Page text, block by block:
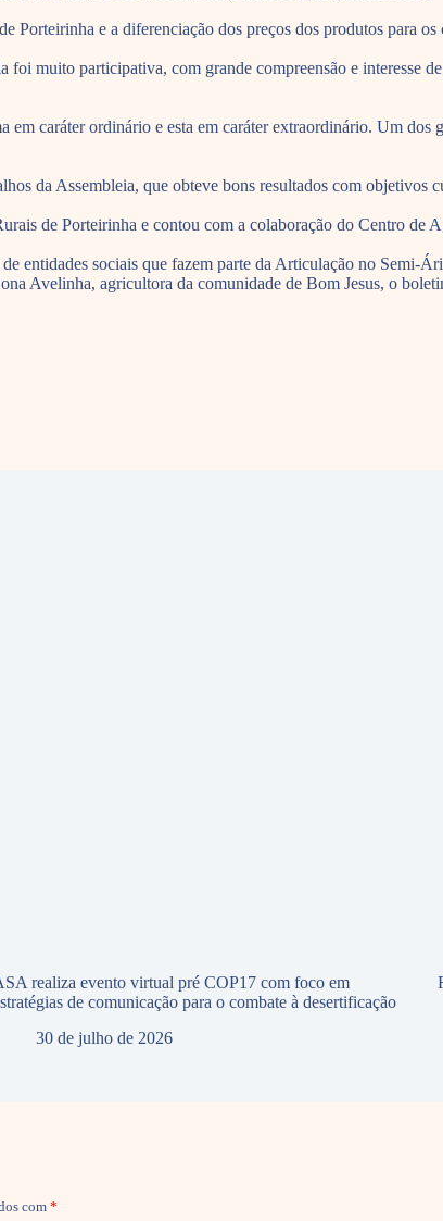
Porteirinha e a diferenciação dos preços dos produtos para os
foi muito participativa, com grande compreensão e interesse
em caráter ordinário e esta em caráter extraordinário. Um
da Assembleia, que obteve bons resultados com objetivos
de Porteirinha e contou com a colaboração do Centro
entidades sociais que fazem parte da Articulação no
Avelinha, agricultora da comunidade de Bom Jesus, o
realiza evento virtual pré COP17 com foco em
de comunicação para o combate à desertificação
30 de julho de 2026
com *